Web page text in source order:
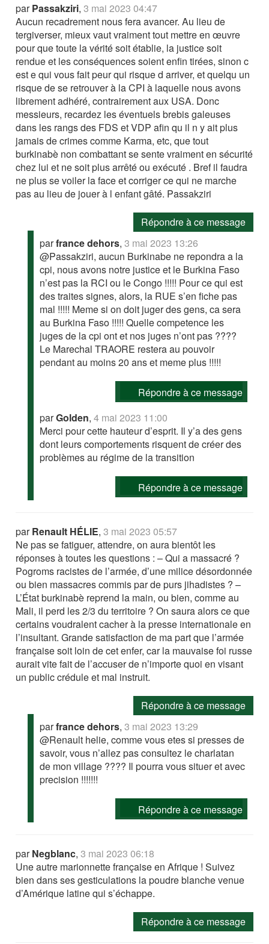
parPassakziri,3 mai 2023 04:47
Aucun recadrement nous fera avancer. Au lieu de
tergiverser, mieux vaut vraiment tout mettre en œuvre
pour que toute la vérité soit établie, la justice soit
rendue et les conséquences soient enfin tirées, sinon c
est e qui vous fait peur qui risque d arriver, et quelqu un
risque de se retrouver à la CPI à laquelle nous avons
librement adhéré, contrairement aux USA. Donc
messieurs, recardez les éventuels brebis galeuses
dans les rangs des FDS et VDP afin qu il n y ait plus
jamais de crimes comme Karma, etc, que tout
burkinabè non combattant se sente vraiment en sécurité
chez lui et ne soit plus arrêté ou exécuté . Bref il faudra
ne plus se voiler la face et corriger ce qui ne marche
pas au lieu de jouer à l enfant gâté. Passakziri
Répondre à ce message
parfrance dehors,3 mai 2023 13:26
@Passakziri, aucun Burkinabe ne repondra a la
cpi, nous avons notre justice et le Burkina Faso
n’est pas la RCI ou le Congo !!!!! Pour ce qui est
des traites signes, alors, la RUE s’en fiche pas
mal !!!!! Meme si on doit juger des gens, ca sera
au Burkina Faso !!!!! Quelle competence les
juges de la cpi ont et nos juges n’ont pas ????
Le Marechal TRAORE restera au pouvoir
pendant au moins 20 ans et meme plus !!!!!
Répondre à ce message
parGolden,4 mai 2023 11:00
Merci pour cette hauteur d’esprit. Il y’a des gens
dont leurs comportements risquent de créer des
problèmes au régime de la transition
Répondre à ce message
parRenault HÉLIE,3 mai 2023 05:57
Ne pas se fatiguer, attendre, on aura bientôt les
réponses à toutes les questions : – Qui a massacré ?
Pogroms racistes de l’armée, d’une milice désordonnée
ou bien massacres commis par de purs jihadistes ? –
L’État burkinabè reprend la main, ou bien, comme au
Mali, il perd les 2/3 du territoire ? On saura alors ce que
certains voudralent cacher à la presse internationale en
l’insultant. Grande satisfaction de ma part que l’armée
française soit loin de cet enfer, car la mauvaise foi russe
aurait vite fait de l’accuser de n’importe quoi en visant
un public crédule et mal instruit.
Répondre à ce message
parfrance dehors,3 mai 2023 13:29
@Renault helie, comme vous etes si presses de
savoir, vous n’allez pas consultez le charlatan
de mon village ???? Il pourra vous situer et avec
precision !!!!!!!
Répondre à ce message
parNegblanc,3 mai 2023 06:18
Une autre marionnette française en Afrique ! Suivez
bien dans ses gesticulations la poudre blanche venue
d’Amérique latine qui s’échappe.
Répondre à ce message